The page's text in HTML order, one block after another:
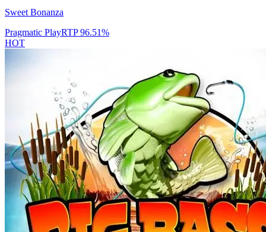
Sweet Bonanza
Pragmatic PlayRTP96.51%
HOT